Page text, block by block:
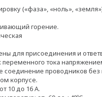
(«фаза», «ноль»,
горение.
для присоединения и
переменного тока
соединение проводников
корпусе.
10 до 16 А.